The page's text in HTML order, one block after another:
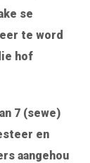
se
te word
hof
7 (sewe)
en
aangehou